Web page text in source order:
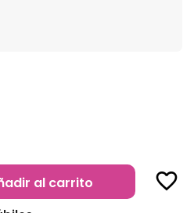
al carrito favorite_border